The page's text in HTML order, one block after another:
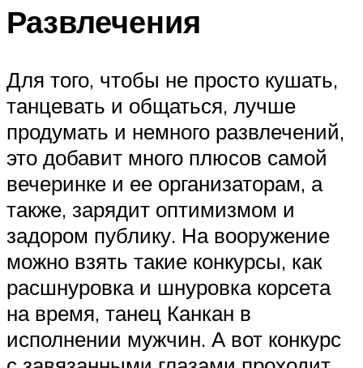
Развлечения
Для того, чтобы не просто кушать,
танцевать и общаться, лучше
продумать и немного развлечений,
это добавит много плюсов самой
вечеринке и ее организаторам, а
также, зарядит оптимизмом и
задором публику. На вооружение
можно взять такие конкурсы, как
расшнуровка и шнуровка корсета
на время, танец Канкан в
исполнении мужчин. А вот конкурс